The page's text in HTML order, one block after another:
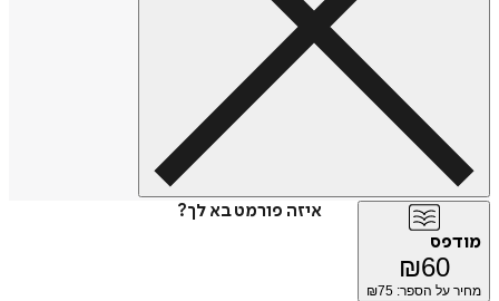
איזה פורמט בא לך?
מודפס
₪60
מחיר על הספר: ₪ 75